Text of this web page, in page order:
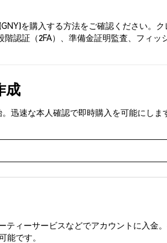
を購入する方法をご確認ください
認証（2FA）、準備金証明監査、フィ
成
迅速な本人確認で即時購入を可能にし
ィーサービスなどでアカウントに入
能です。